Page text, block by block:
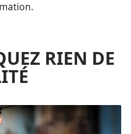
RIEN DE